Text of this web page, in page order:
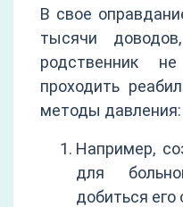
В свое
тысячи
родственник
проходить
методы давления:
Например,
для
добиться его